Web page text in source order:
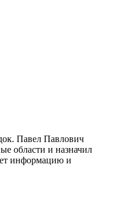
Павел Павлович
области и назначил
информацию и